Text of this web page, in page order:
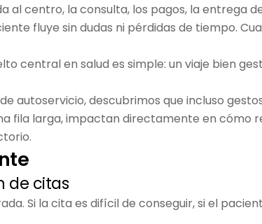
al centro, la consulta, los pagos, la entrega
fluye sin dudas ni pérdidas de tiempo.
central en salud es simple: un viaje bien
autoservicio, descubrimos que incluso
fila larga, impactan directamente en cómo
de citas
Si la cita es difícil de conseguir, si el